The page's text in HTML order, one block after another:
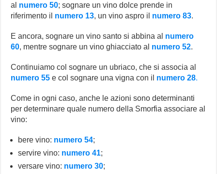
al numero 50; sognare un vino dolce prende in
riferimento il numero 13, un vino aspro il numero 83.
E ancora, sognare un vino santo si abbina al numero
60, mentre sognare un vino ghiacciato al numero 52.
Continuiamo col sognare un ubriaco, che si associa al
numero 55 e col sognare una vigna con il numero 28.
Come in ogni caso, anche le azioni sono determinanti
per determinare quale numero della Smorfia associare al
vino:
bere vino: numero 54;
servire vino: numero 41;
versare vino: numero 30;